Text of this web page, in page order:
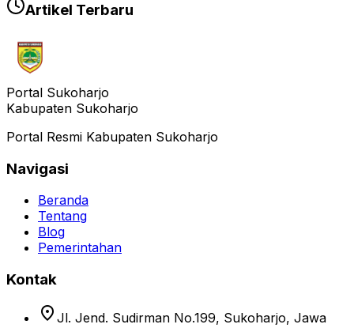
Artikel Terbaru
Portal Sukoharjo
Kabupaten Sukoharjo
Portal Resmi Kabupaten Sukoharjo
Navigasi
Beranda
Tentang
Blog
Pemerintahan
Kontak
location_on Jl. Jend. Sudirman No.199, Sukoharjo, Jawa